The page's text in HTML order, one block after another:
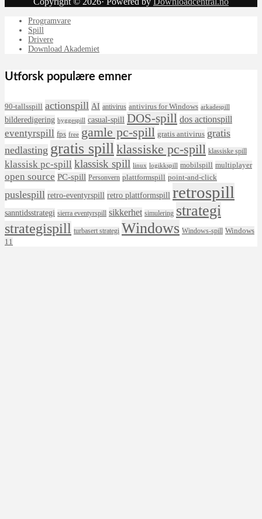
Programvare
Spill
Drivere
Download Akademiet
Utforsk populære emner
90-tallsspill actionspill AI antivirus antivirus for Windows arkadespill
bilderedigering byggespill casual-spill DOS-spill dos actionspill
eventyrspill fps free gamle pc-spill gratis antivirus gratis
nedlasting gratis spill klassiske pc-spill klassiske spill
klassisk pc-spill klassisk spill linux logikkspill mobilspill multiplayer
open source PC-spill Personvern plattformspill point-and-click
puslespill retro-eventyrspill retro plattformspill retrospill
sanntidsstrategi sierra eventyrspill sikkerhet simulering strategi
strategispill turbasert strategi Windows Windows-spill Windows
11